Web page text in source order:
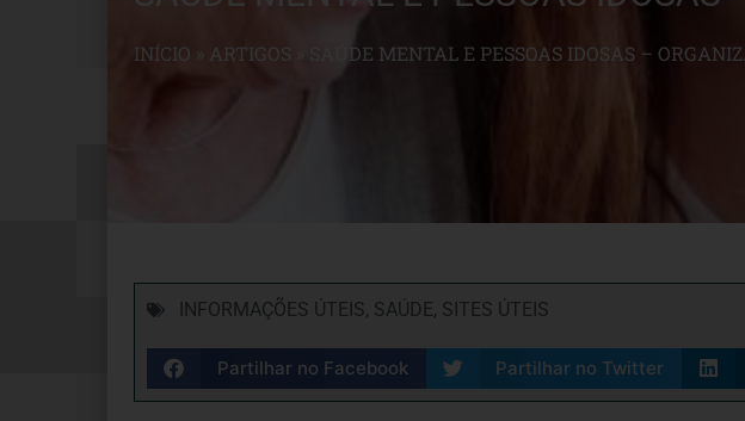
INÍCIO » ARTIGOS SAÚDE MENTAL E PESSOAS IDOSAS –
INFORMAÇÕES ÚTEIS, SAÚDE, SITES ÚTEIS
Partilhar no Facebook Partilhar no Twitter